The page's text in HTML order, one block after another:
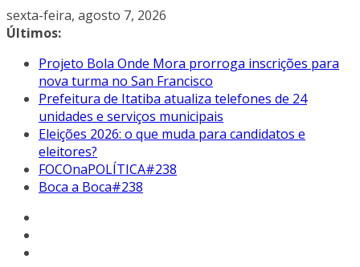
Pular
para
conteúdo
sexta-feira, agosto 7, 2026
Últimos:
Projeto Bola Onde Mora prorroga inscrições para
nova turma no San Francisco
Prefeitura de Itatiba atualiza telefones de 24
unidades e serviços municipais
Eleições 2026: o que muda para candidatos e
eleitores?
FOCOnaPOLÍTICA#238
Boca a Boca#238